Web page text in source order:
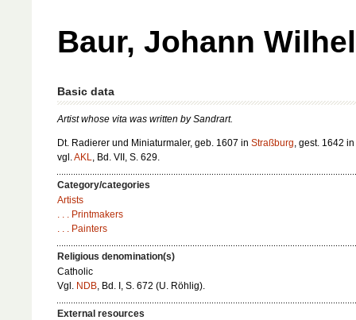
Baur, Johann
Basic data
Artist whose vita was written by Sandrart.
Dt. Radierer und Miniaturmaler, geb. 1607 in Straßburg, gest. 1642 in
vgl.AKL, Bd. VII, S. 629.
Category/categories
Artists
. . . Printmakers
. . . Painters
Religious denomination(s)
Catholic
Vgl. NDB, Bd. I, S. 672 (U. Röhlig).
External resources